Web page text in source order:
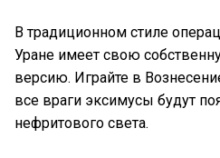
В традиционном стиле
Уране имеет свою
версию. Играйте в
все враги эксимусы будут
нефритового света.